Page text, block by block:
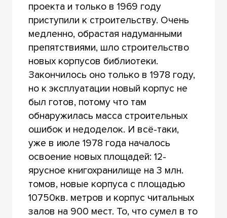
проекта и только в 1969 году
приступили к строительству. Очень
медленно, обрастая надуманными
препятствиями, шло строительство
новых корпусов библиотеки.
Закончилось оно только в 1978 году,
но к эксплуатации новый корпус не
был готов, потому что там
обнаружилась масса строительных
ошибок и недоделок. И всё-таки,
уже в июле 1978 года началось
освоение новых площадей: 12-
ярусное книгохранилище на 3 млн.
томов, новые корпуса с площадью
10750кв. метров и корпус читальных
залов на 900 мест. То, что сумел в то